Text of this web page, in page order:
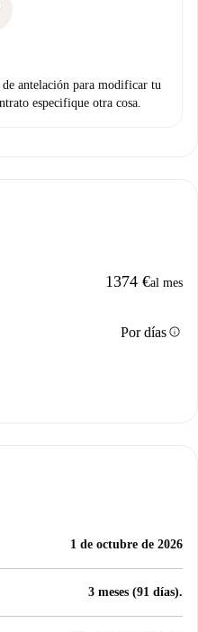
antelación para modificar tu
especifique otra cosa.
1374 €al mes
Por díasinfo
1 de octubre de 2026
3 meses (91 días).